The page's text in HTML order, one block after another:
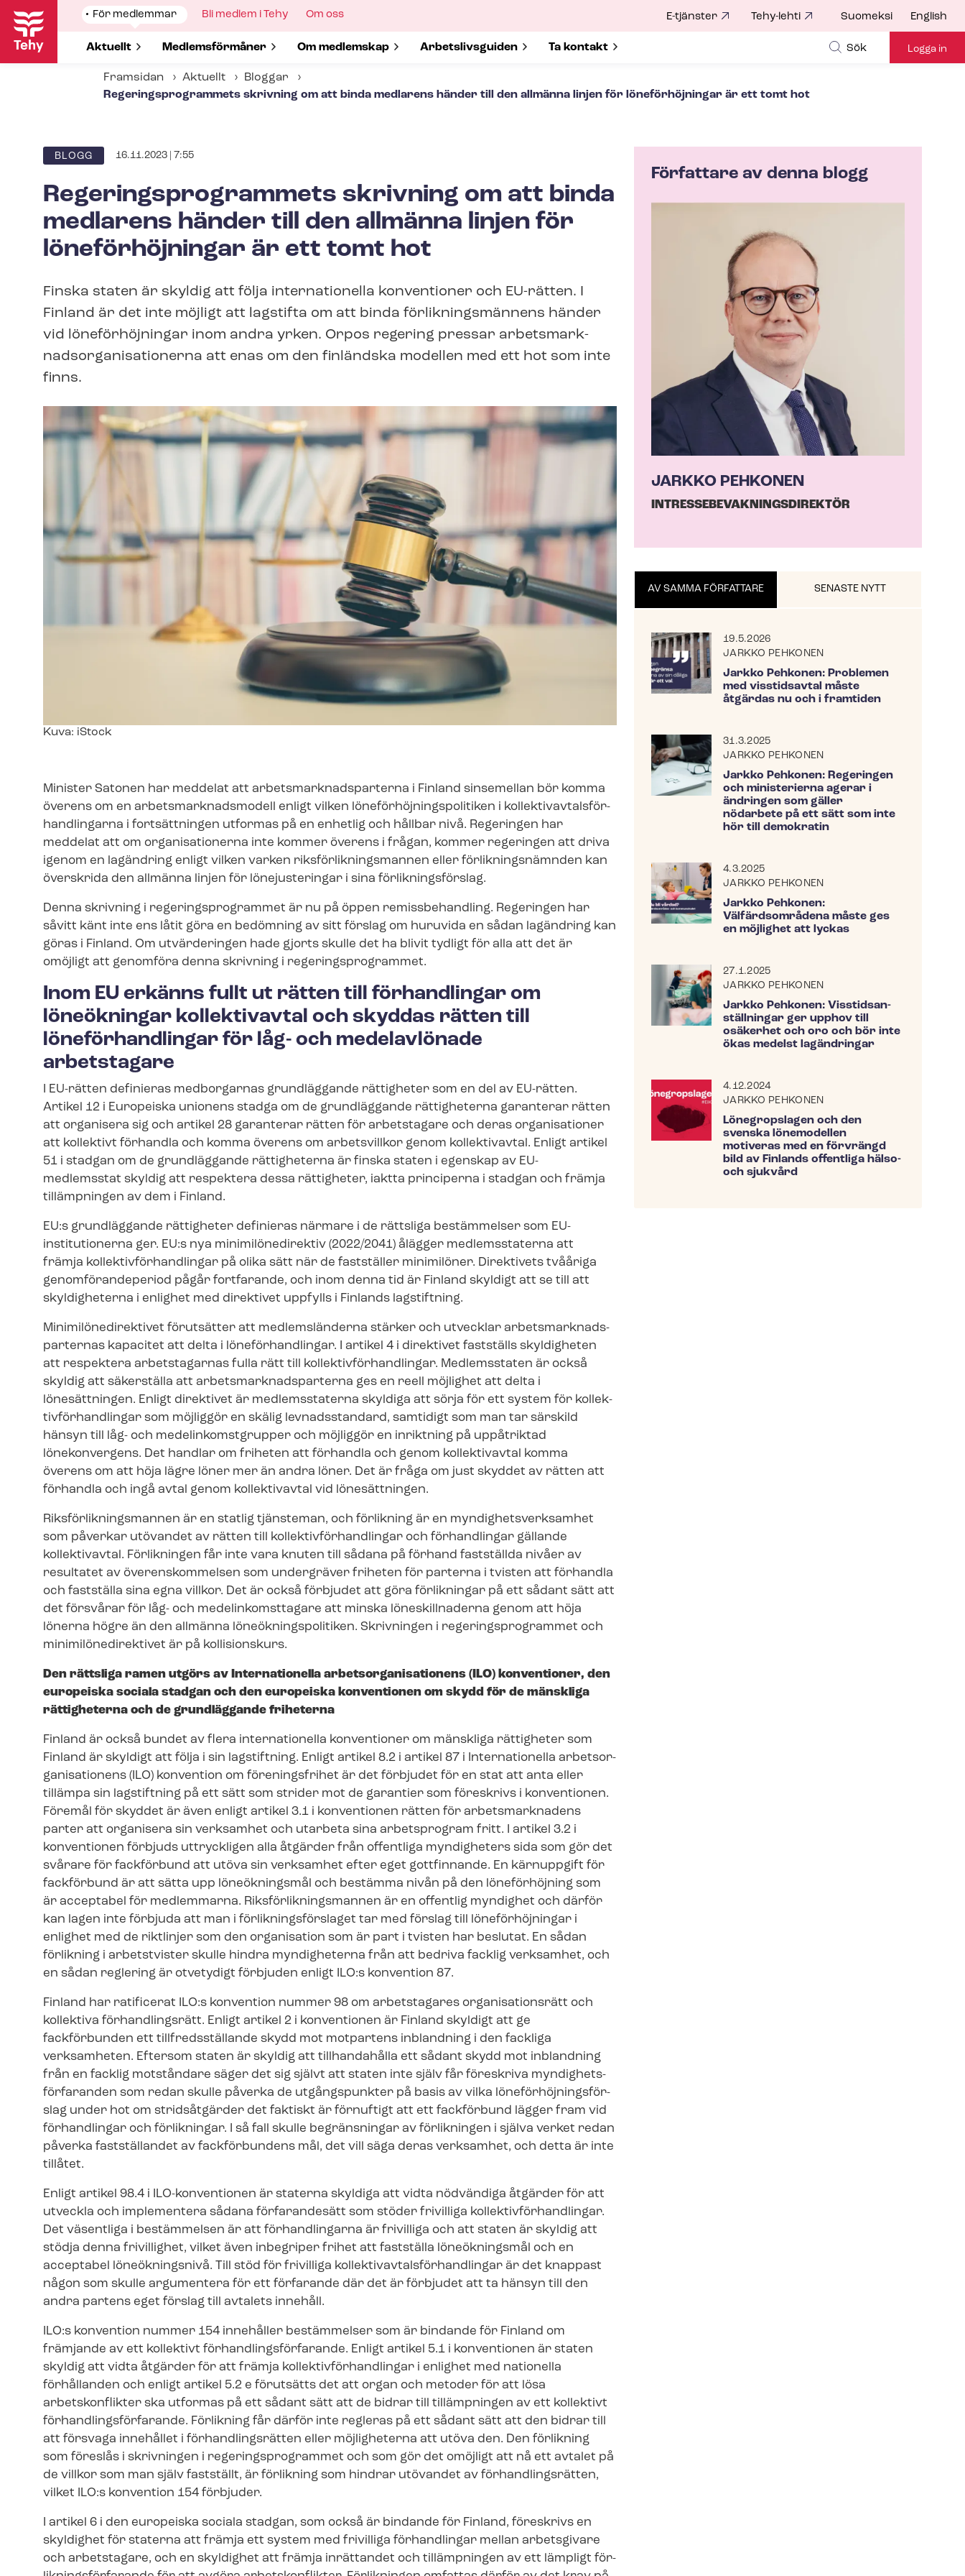
Hoppa
huvudinnehåll
Show
submenu
for
För medlemmar
Show submenu for
Aktuellt Show submenu for
Med­lems­för­må­ner Show submenu for
Om medlemskap Show submenu for
Ar­bets­livs­gui­den Show submenu for
Ta kontakt
Show
for
Bli medlem i Tehy
Show
Om oss E-tjänster Tehy-lehti Suomeksi English
Sök Logga in
Framsidan Aktuellt
Bloggar
Re­ge­rings­pro­gram­mets skrivning om att binda medlarens händer till den allmänna linjen för löneförhöjningar är ett tomt hot
BLOGG 16.11.2023 | 7:55
Re­ge­rings­pro­gram­mets skrivning om att binda
medlarens händer till den allmänna linjen för
löneförhöjningar är ett tomt hot
Finska staten är skyldig att följa internationella konventioner och EU-rätten. I
Finland är det inte möjligt att lagstifta om att binda för­lik­nings­män­nens händer
vid löneförhöjningar inom andra yrken. Orpos regering pressar ar­bets­mark­
nads­or­ga­ni­sa­tio­ner­na att enas om den finländska modellen med ett hot som inte
finns.
Image
Kuva: iStock
Minister Satonen har meddelat att ar­bets­mark­nads­par­ter­na i Finland sinsemellan bör komma
överens om en ar­bets­mark­nadsmo­dell enligt vilken lö­ne­för­höj­nings­po­li­ti­ken i kol­lek­tivav­tals­för­
hand­ling­ar­na i fortsättningen utformas på en enhetlig och hållbar nivå. Regeringen har
meddelat att om organisationerna inte kommer överens i frågan, kommer regeringen att driva
igenom en lagändring enligt vilken varken riks­för­lik­nings­man­nen eller för­lik­nings­nämn­den kan
överskrida den allmänna linjen för lönejusteringar i sina för­lik­nings­för­slag.
Denna skrivning i re­ge­rings­pro­gram­met är nu på öppen remissbehandling. Regeringen har
såvitt känt inte ens låtit göra en bedömning av sitt förslag om huruvida en sådan lagändring kan
göras i Finland. Om utvärderingen hade gjorts skulle det ha blivit tydligt för alla att det är
omöjligt att genomföra denna skrivning i re­ge­rings­pro­gram­met.
Inom EU erkänns fullt ut rätten till förhandlingar om
löneökningar kollektivavtal och skyddas rätten till
löneförhandlingar för låg- och medelavlönade
arbetstagare
I EU-rätten definieras medborgarnas grundläggande rättigheter som en del av EU-rätten.
Artikel 12 i Europeiska unionens stadga om de grundläggande rättigheterna garanterar rätten
att organisera sig och artikel 28 garanterar rätten för arbetstagare och deras organisationer
att kollektivt förhandla och komma överens om arbetsvillkor genom kollektivavtal. Enligt artikel
51 i stadgan om de grundläggande rättigheterna är finska staten i egenskap av EU-
medlemsstat skyldig att respektera dessa rättigheter, iaktta principerna i stadgan och främja
tillämpningen av dem i Finland.
EU:s grundläggande rättigheter definieras närmare i de rättsliga bestämmelser som EU-​
institutionerna ger. EU:s nya mi­ni­mi­lö­nedi­rek­tiv (2022/2041) ålägger medlemsstaterna att
främja kol­lek­tiv­för­hand­ling­ar på olika sätt när de fastställer minimilöner. Direktivets tvååriga
ge­nom­fö­ran­de­pe­ri­od pågår fortfarande, och inom denna tid är Finland skyldigt att se till att
skyldigheterna i enlighet med direktivet uppfylls i Finlands lagstiftning.
Minimilönedirektivet förutsätter att medlemsländerna stärker och utvecklar ar­bets­mark­nads­
par­ter­nas kapacitet att delta i löneförhandlingar. I artikel 4 i direktivet fastställs skyldigheten
att respektera arbetstagarnas fulla rätt till kol­lek­tiv­för­hand­ling­ar. Medlemsstaten är också
skyldig att säkerställa att ar­bets­mark­nads­par­ter­na ges en reell möjlighet att delta i
lönesättningen. Enligt direktivet är medlemsstaterna skyldiga att sörja för ett system för kol­lek­
tiv­för­hand­ling­ar som möjliggör en skälig levnadsstandard, samtidigt som man tar särskild
hänsyn till låg- och me­de­lin­komst­grup­per och möjliggör en inriktning på uppåtriktad
lönekonvergens. Det handlar om friheten att förhandla och genom kollektivavtal komma
överens om att höja lägre löner mer än andra löner. Det är fråga om just skyddet av rätten att
förhandla och ingå avtal genom kollektivavtal vid lönesättningen.
Riks­för­lik­nings­man­nen är en statlig tjänsteman, och förlikning är en myn­dig­hets­verk­sam­het
som påverkar utövandet av rätten till kol­lek­tiv­för­hand­ling­ar och förhandlingar gällande
kollektivavtal. Förlikningen får inte vara knuten till sådana på förhand fastställda nivåer av
resultatet av överenskommelsen som undergräver friheten för parterna i tvisten att förhandla
och fastställa sina egna villkor. Det är också förbjudet att göra förlikningar på ett sådant sätt att
det försvårar för låg- och me­de­lin­komst­ta­ga­re att minska löneskillnaderna genom att höja
lönerna högre än den allmänna lö­neök­nings­po­li­ti­ken. Skrivningen i re­ge­rings­pro­gram­met och
mi­ni­mi­lö­nedi­rek­ti­vet är på kollisionskurs.
Den rättsliga ramen utgörs av Internationella ar­bets­or­ga­ni­sa­tio­nens (ILO) konventioner, den
europeiska sociala stadgan och den europeiska konventionen om skydd för de mänskliga
rättigheterna och de grundläggande friheterna
Finland är också bundet av flera internationella konventioner om mänskliga rättigheter som
Finland är skyldigt att följa i sin lagstiftning. Enligt artikel 8.2 i artikel 87 i Internationella ar­bets­or­
ga­ni­sa­tio­nens (ILO) konvention om föreningsfrihet är det förbjudet för en stat att anta eller
tillämpa sin lagstiftning på ett sätt som strider mot de garantier som föreskrivs i konventionen.
Föremål för skyddet är även enligt artikel 3.1 i konventionen rätten för arbetsmarknadens
parter att organisera sin verksamhet och utarbeta sina arbetsprogram fritt. I artikel 3.2 i
konventionen förbjuds uttryckligen alla åtgärder från offentliga myndigheters sida som gör det
svårare för fackförbund att utöva sin verksamhet efter eget gottfinnande. En kärnuppgift för
fackförbund är att sätta upp löneökningsmål och bestämma nivån på den löneförhöjning som
är acceptabel för medlemmarna. Riks­för­lik­nings­man­nen är en offentlig myndighet och därför
kan lagen inte förbjuda att man i för­lik­nings­för­sla­get tar med förslag till löneförhöjningar i
enlighet med de riktlinjer som den organisation som är part i tvisten har beslutat. En sådan
förlikning i arbetstvister skulle hindra myndigheterna från att bedriva facklig verksamhet, och
en sådan reglering är otvetydigt förbjuden enligt ILO:s konvention 87.
Finland har ratificerat ILO:s konvention nummer 98 om arbetstagares organisationsrätt och
kollektiva förhandlingsrätt. Enligt artikel 2 i konventionen är Finland skyldigt att ge
fackförbunden ett till­freds­stäl­lan­de skydd mot motpartens inblandning i den fackliga
verksamheten. Eftersom staten är skyldig att tillhandahålla ett sådant skydd mot inblandning
från en facklig motståndare säger det sig självt att staten inte själv får föreskriva myn­dig­hets­
för­fa­ran­den som redan skulle påverka de utgångspunkter på basis av vilka lö­ne­för­höj­nings­för­
slag under hot om stridsåtgärder det faktiskt är förnuftigt att ett fackförbund lägger fram vid
förhandlingar och förlikningar. I så fall skulle begränsningar av förlikningen i själva verket redan
påverka fastställandet av fackförbundens mål, det vill säga deras verksamhet, och detta är inte
tillåtet.
Enligt artikel 98.4 i ILO-konventionen är staterna skyldiga att vidta nödvändiga åtgärder för att
utveckla och implementera sådana förfarandesätt som stöder frivilliga kol­lek­tiv­för­hand­ling­ar.
Det väsentliga i bestämmelsen är att förhandlingarna är frivilliga och att staten är skyldig att
stödja denna frivillighet, vilket även inbegriper frihet att fastställa löneökningsmål och en
acceptabel löneökningsnivå. Till stöd för frivilliga kol­lek­tivav­tals­för­hand­ling­ar är det knappast
någon som skulle argumentera för ett förfarande där det är förbjudet att ta hänsyn till den
andra partens eget förslag till avtalets innehåll.
ILO:s konvention nummer 154 innehåller bestämmelser som är bindande för Finland om
främjande av ett kollektivt för­hand­lings­för­fa­ran­de. Enligt artikel 5.1 i konventionen är staten
skyldig att vidta åtgärder för att främja kol­lek­tiv­för­hand­ling­ar i enlighet med nationella
förhållanden och enligt artikel 5.2 e förutsätts det att organ och metoder för att lösa
arbetskonflikter ska utformas på ett sådant sätt att de bidrar till tillämpningen av ett kollektivt
för­hand­lings­för­fa­ran­de. Förlikning får därför inte regleras på ett sådant sätt att den bidrar till
att försvaga innehållet i för­hand­lings­rät­ten eller möjligheterna att utöva den. Den förlikning
som föreslås i skrivningen i re­ge­rings­pro­gram­met och som gör det omöjligt att nå ett avtalet på
de villkor som man själv fastställt, är förlikning som hindrar utövandet av för­hand­lings­rät­ten,
vilket ILO:s konvention 154 förbjuder.
I artikel 6 i den europeiska sociala stadgan, som också är bindande för Finland, föreskrivs en
skyldighet för staterna att främja ett system med frivilliga förhandlingar mellan arbetsgivare
och arbetstagare, och en skyldighet att främja inrättandet och tillämpningen av ett lämpligt för­
Författare av denna blogg
JARKKO PEHKONEN
IN­TRES­SE­BE­VAK­NINGS­DI­REK­TÖR
AV SAMMA FÖRFATTARE SENASTE NYTT
19.5.2026
JARKKO PEHKONEN
Jarkko Pehkonen: Problemen
med visstidsavtal måste
åtgärdas nu och i framtiden
31.3.2025
JARKKO PEHKONEN
Jarkko Pehkonen: Regeringen
och ministerierna agerar i
ändringen som gäller
nödarbete på ett sätt som inte
hör till demokratin
4.3.2025
JARKKO PEHKONEN
Jarkko Pehkonen:
Välfärdsområdena måste ges
en möjlighet att lyckas
27.1.2025
JARKKO PEHKONEN
Jarkko Pehkonen: Viss­tids­an­
ställ­ning­ar ger upphov till
osäkerhet och oro och bör inte
ökas medelst lagändringar
4.12.2024
JARKKO PEHKONEN
Lönegropslagen och den
svenska lönemodellen
motiveras med en förvrängd
bild av Finlands offentliga hälso-
och sjukvård